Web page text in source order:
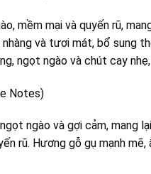
mềm mại và quyến rũ,
nhàng và tươi mát, bổ sung
ngọt ngào và chút cay
Notes)
ngào và gợi cảm, mang
rũ. Hương gỗ gụ mạnh